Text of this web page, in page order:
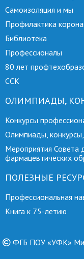
Самоизоляция и мы
Профилактика
Библиотека
Профессионалы
80 лет
ССК
ОЛИМПИАДЫ,
Конкурсы
Олимпиады,
Мероприятия Совета
фармацевтических
ПОЛЕЗНЫЕ
Профессиональная
Книга к 75-летию
ФГБ ПОУ «УФК»